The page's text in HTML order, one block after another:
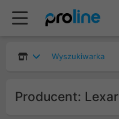
Wyszukiwarka
Producent: Lexar